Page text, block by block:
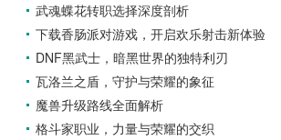
武魂蝶花转职选择深度剖析
下载香肠派对游戏，开启欢乐射击新体验
DNF黑武士，暗黑世界的独特利刃
瓦洛兰之盾，守护与荣耀的象征
魔兽升级路线全面解析
格斗家职业，力量与荣耀的交织